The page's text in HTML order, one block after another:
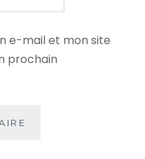
e-mail et mon site
prochain